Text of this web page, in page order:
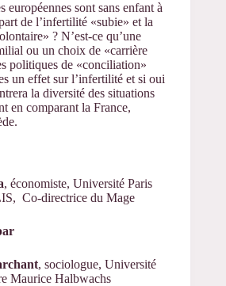
européennes sont sans enfant à
de l’infertilité «subie» et la
? N’est-ce qu’une
ou un choix de «carrière
politiques de «conciliation»
un effet sur l’infertilité et si oui
la diversité des situations
en comparant la France,
, économiste, Université Paris
Co-directrice du Mage
, sociologue, Université
Maurice Halbwachs